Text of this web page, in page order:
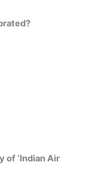
of ‘Indian Air